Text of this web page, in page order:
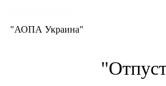
"АОПА Украина"